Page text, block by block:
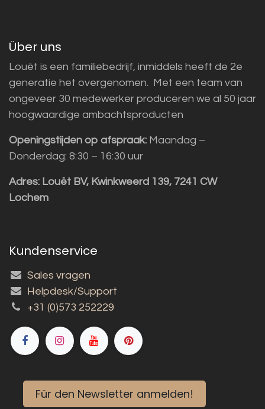
Über uns
Louët is een familiebedrijf, inmiddels heeft de 2e
generatie het overgenomen. Met een team van
ongeveer 30 medewerker produceren we al 50 jaar
hoogwaardige ambachtsproducten
Openingstijden op afspraak: Maandag –
Donderdag: 8:30 – 16:30 uur
Adres: Louët BV, Kwinkweerd 139, 7241 CW
Lochem
Kundenservice
Sales vragen
Helpdesk/Support
+31 (0)573 252229
Für den Newsletter anmelden!